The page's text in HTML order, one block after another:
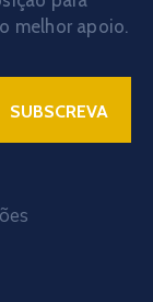
melhor apoio.